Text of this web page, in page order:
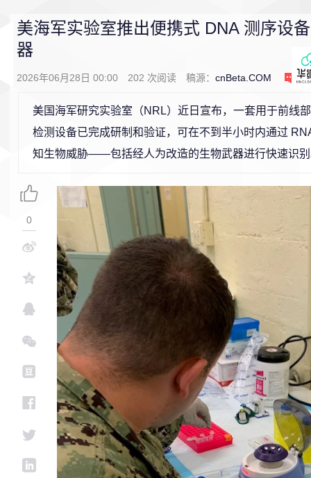
美海军实验室推出便携式 DNA 测序设
器
2026年06月28日 00:00 202 次阅读 稿源： cnBeta.COM 1
美国海军研究实验室（NRL）近日宣布，一套用于前线
检测设备已完成研制和验证，可在不到半小时内通过
知生物威胁——包括经人为改造的生物武器进行快速识
0